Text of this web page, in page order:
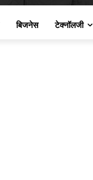
बिजनेस टेक्नॉलजी